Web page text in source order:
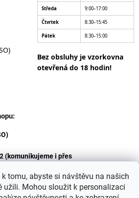
tomu, abyste si návštěvu na našich
užili. Mohou sloužit k personalizaci
Středa 9:00–17:00
Čtvrtek 8:30–15:45
Pátek 8:30–15:00
Bez obsluhy je vzorkovna
otevřená do 18 hodin!
(komunikujeme i přes